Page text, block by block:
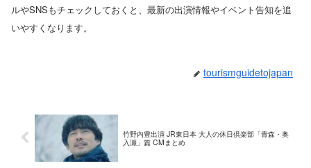
ルやSNSもチェックしておくと、最新の出演情報やイベント告知を追
いやすくなります。
tourismguidetojapan
竹野内豊出演 JR東日本 大人の休日倶楽部「青森・奥
入瀬」篇 CMまとめ